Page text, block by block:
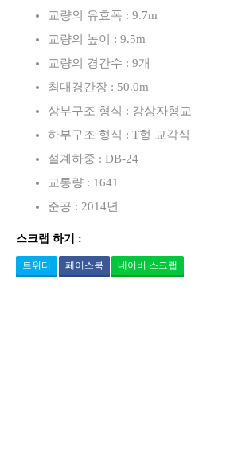
교량의 유효폭 : 9.7m
교량의 높이 : 9.5m
교량의 경간수 : 9개
최대경간장 : 50.0m
상부구조 형식 : 강상자형교
하부구조 형식 : T형 교각식
설계하중 : DB-24
교통량 : 1641
준공 : 2014년
스크랩 하기 :
트위터 페이스북 네이버 스크랩